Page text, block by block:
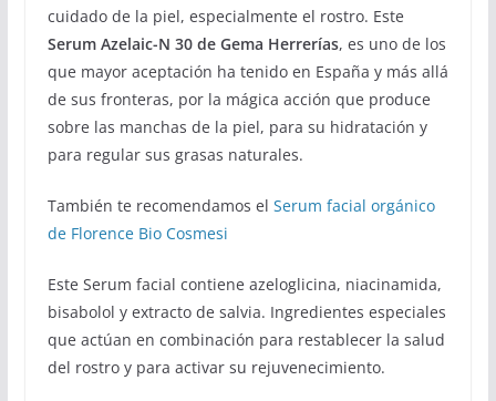
cuidado de la piel, especialmente el rostro. Este
Serum Azelaic-N 30 de Gema Herrerías, es uno de los
que mayor aceptación ha tenido en España y más allá
de sus fronteras, por la mágica acción que produce
sobre las manchas de la piel, para su hidratación y
para regular sus grasas naturales.
También te recomendamos el Serum facial orgánico
de Florence Bio Cosmesi
Este Serum facial contiene azeloglicina, niacinamida,
bisabolol y extracto de salvia. Ingredientes especiales
que actúan en combinación para restablecer la salud
del rostro y para activar su rejuvenecimiento.